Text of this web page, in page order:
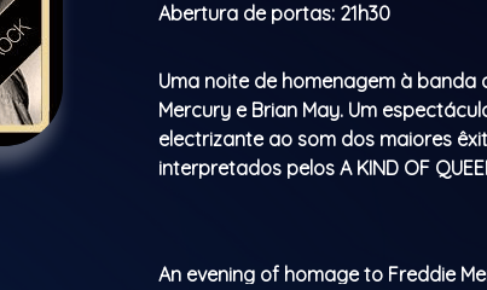
Abertura de portas: 21h30
Uma noite de homenagem à banda
Mercury e Brian May. Um
electrizante ao som dos maiores
interpretados pelos A KIND OF
An evening of homage to Freddie